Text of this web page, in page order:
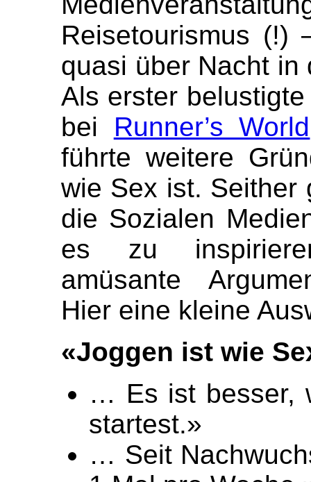
Reisetourismus (!)
quasi über Nacht in
Als erster
bei Runner’s World
führte weitere
wie Sex ist. Seither
die Sozialen
es zu
amüsante
Hier eine kleine
«Joggen ist wie
… Es ist besser,
startest.»
… Seit